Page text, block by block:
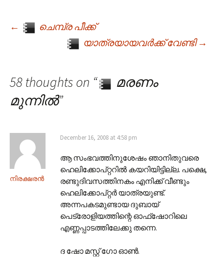
Post navigation
←
ചെമ്പ്ര പീക്ക്
യാത്രയായവര്‍ക്ക് വേണ്ടി→
58 thoughts on “
മരണം
മുന്നില്‍”
നിരക്ഷരന്‍
December 16, 2008 at 4:58 pm
ആ സംഭവത്തിനുശേഷം ഞാനിതുവരെ
ഹെലിക്കോപ്റ്ററില്‍ കയറിയിട്ടില്ല. പക്ഷെ,
രണ്ടുദിവസത്തിനകം എനിക്ക് വീണ്ടും
ഹെലിക്കോപ്റ്റര്‍ യാത്രയുണ്ട്.
അന്നപകടമുണ്ടായ ദുബായ്
പെട്രോളിയത്തിന്റെ ഓഫ്‌ഷോറിലെ
എണ്ണപ്പാടത്തിലേക്കു തന്നെ.
ദ ഷോ മസ്റ്റ് ഗോ ഓണ്‍.